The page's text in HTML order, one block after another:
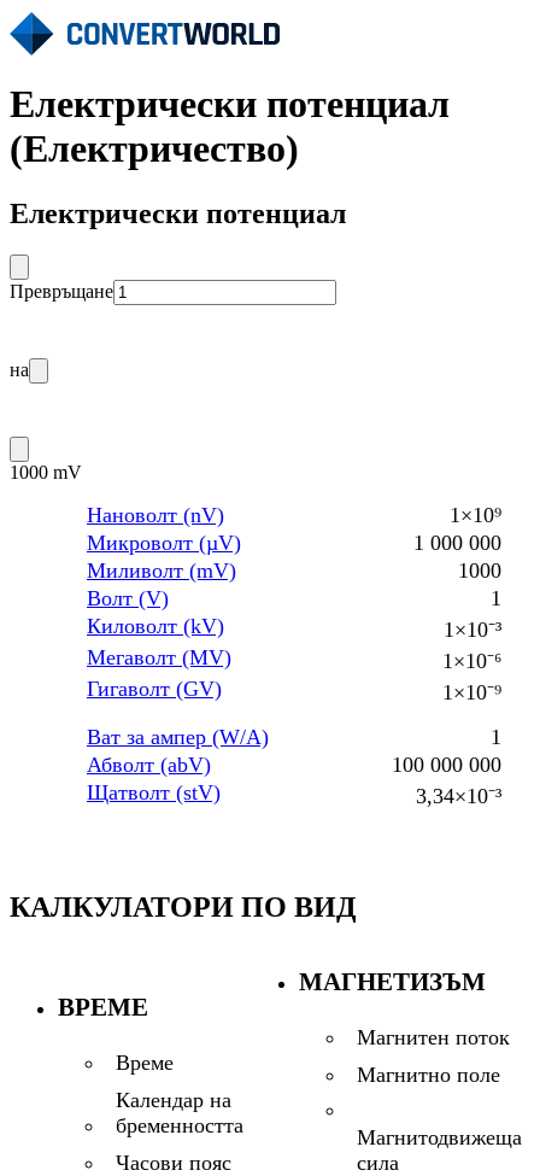
Електрически потенциал
(Електричество)
Електрически потенциал
Превръщане
на
1000 mV
Нановолт (nV)
1×10⁹
Микроволт (µV)
1 000 000
Миливолт (mV)
1000
Волт (V)
1
Киловолт (kV)
1×10⁻³
Мегаволт (MV)
1×10⁻⁶
Гигаволт (GV)
1×10⁻⁹
Ват за ампер (W/A)
1
Абволт (abV)
100 000 000
Щатволт (stV)
3,34×10⁻³
КАЛКУЛАТОРИ ПО ВИД
ВРЕМЕ
Време
Календар на
бременността
Часови пояс
МАГНЕТИЗЪМ
Магнитен поток
Магнитно поле
Магнитодвижеща
сила